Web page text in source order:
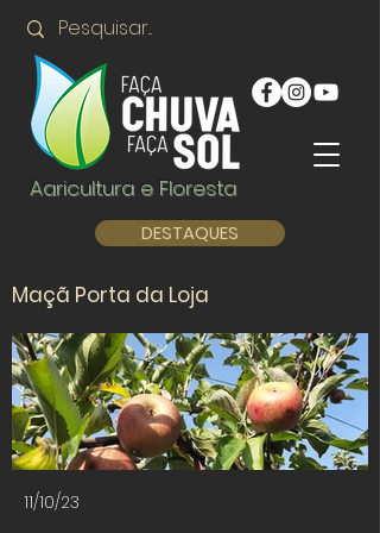
Agricultura e Floresta
DESTAQUES
Maçã Porta da Loja
11/10/23